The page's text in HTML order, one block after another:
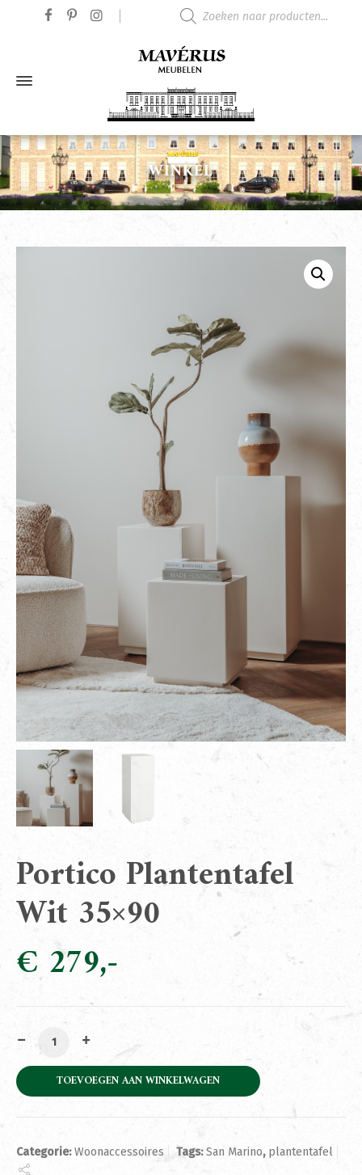
WINKEL
Portico Plantentafel
Wit 35×90
€279
Portico Plantentafel Wit 35x90 aantal
TOEVOEGEN AAN WINKELWAGEN
Categorie:Woonaccessoires Tags:San Marino, plantentafel